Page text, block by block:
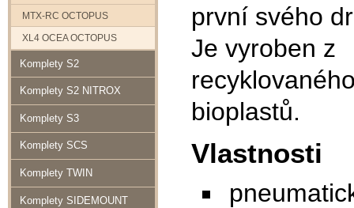
MTX-RC OCTOPUS
XL4 OCEA OCTOPUS
Komplety S2
Komplety S2 NITROX
Komplety S3
Komplety SCS
Komplety TWIN
Komplety SIDEMOUNT
první svého
Je vyroben z
bioplastů.
Vlastnosti